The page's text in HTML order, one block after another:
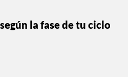
la fase de tu ciclo